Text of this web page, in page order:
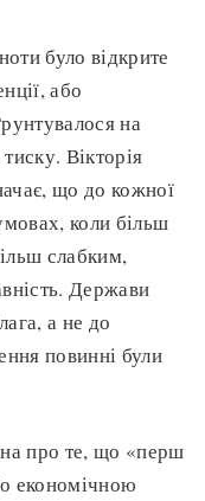
було відкрите
або
на
Вікторія
що до кожної
коли більш
слабким,
Держави
а не до
повинні були
про те, що «перш
економічною